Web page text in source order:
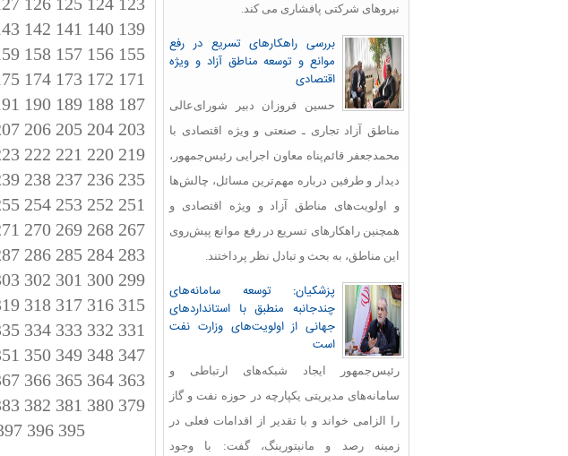
نیروهای شرکتی پافشاری می کند.
بررسی راهکارهای تسریع در رفع
موانع و توسعه مناطق آزاد و ویژه
اقتصادی
حسین فروزان دبیر شورای‌عالی
مناطق آزاد تجاری ـ صنعتی و ویژه اقتصادی با
محمدجعفر قائم‌پناه معاون اجرایی رئیس‌جمهور،
دیدار و طرفین درباره مهم‌ترین مسائل، چالش‌ها
و اولویت‌های مناطق آزاد و ویژه اقتصادی و
همچنین راهکارهای تسریع در رفع موانع پیش‌روی
این مناطق، به بحث و تبادل نظر پرداختند.
پزشکیان: توسعه سامانه‌های
چندجانبه منطبق با استانداردهای
جهانی از اولویت‌های وزارت نفت
است
رئیس‌جمهور ایجاد شبکه‌های ارتباطی و
سامانه‌های مدیریتی یکپارچه در حوزه نفت و گاز
را الزامی خواند و با تقدیر از اقدامات فعلی در
زمینه رصد و مانیتورینگ، گفت: با وجود
139
140
141
142
155
156
157
158
171
172
173
174
187
188
189
190
203
204
205
206
219
220
221
222
235
236
237
238
251
252
253
254
267
268
269
270
283
284
285
286
299
300
301
302
315
316
317
318
331
332
333
334
347
348
349
350
363
364
365
366
379
380
381
382
395
396